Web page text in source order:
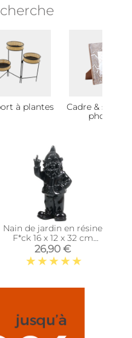
à plantes
Cadre &
photo
Nain de jardin en résine
F*ck 16 x 12 x 32 cm
(Noir)
26,90 €